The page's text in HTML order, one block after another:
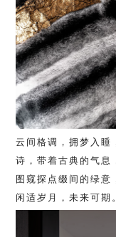
云间格调，拥梦入睡
诗，带着古典的气息
图窥探点缀间的绿意
闲适岁月，未来可期。